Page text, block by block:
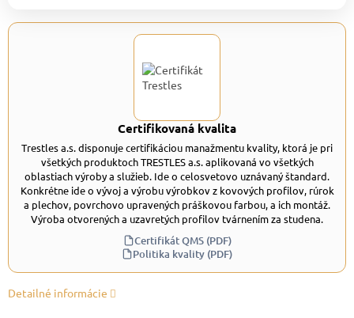
Certifikovaná kvalita
Trestles a.s. disponuje certifikáciou manažmentu kvality, ktorá je pri
všetkých produktoch TRESTLES a.s. aplikovaná vo všetkých
oblastiach výroby a služieb. Ide o celosvetovo uznávaný štandard.
Konkrétne ide o vývoj a výrobu výrobkov z kovových profilov, rúrok
a plechov, povrchovo upravených práškovou farbou, a ich montáž.
Výroba otvorených a uzavretých profilov tvárnením za studena.
Certifikát QMS (PDF)
Politika kvality (PDF)
Detailné informácie